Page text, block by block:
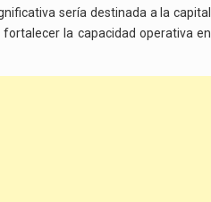
sería destinada a la capital
la capacidad operativa en